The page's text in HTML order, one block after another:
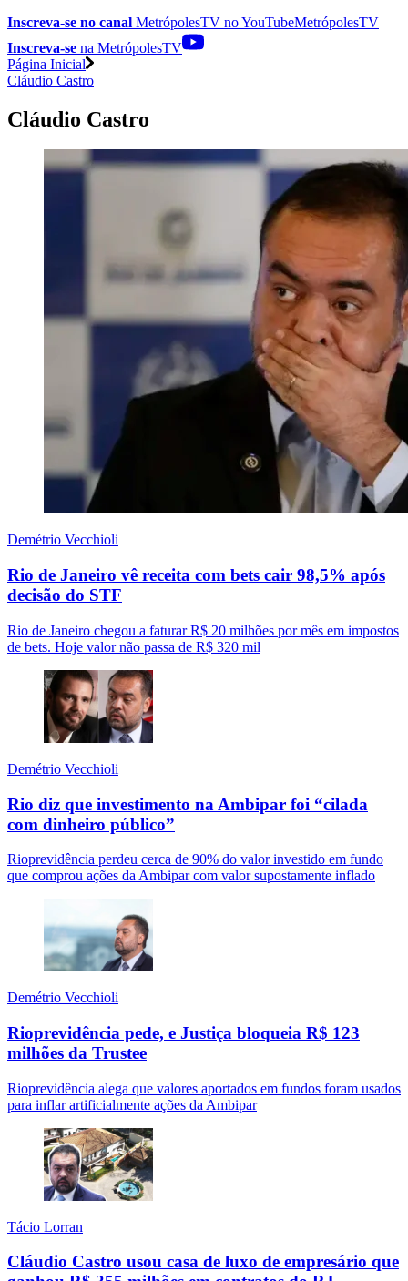
Inscreva-se no canal MetrópolesTV noYouTubeMetrópolesTV
Inscreva-se na MetrópolesTV
Página Inicial
Cláudio Castro
Cláudio Castro
Demétrio Vecchioli
Rio de Janeiro vê receita com bets cair 98,5% após
decisão do STF
Rio de Janeiro chegou a faturar R$ 20 milhões por mês em impostos
de bets. Hoje valor não passa de R$ 320 mil
Demétrio Vecchioli
Rio diz que investimento na Ambipar foi “cilada
com dinheiro público”
Rioprevidência perdeu cerca de 90% do valor investido em fundo
que comprou ações da Ambipar com valor supostamente inflado
Demétrio Vecchioli
Rioprevidência pede, e Justiça bloqueia R$ 123
milhões da Trustee
Rioprevidência alega que valores aportados em fundos foram usados
para inflar artificialmente ações da Ambipar
Tácio Lorran
Cláudio Castro usou casa de luxo de empresário que